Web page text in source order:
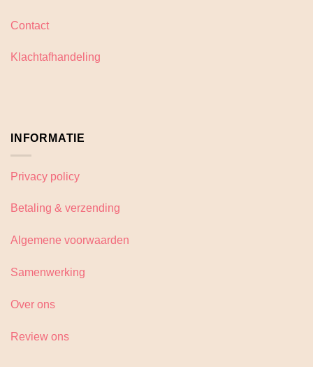
productpagina
Contact
Klachtafhandeling
INFORMATIE
Privacy policy
Betaling & verzending
Algemene voorwaarden
Samenwerking
Over ons
Review ons